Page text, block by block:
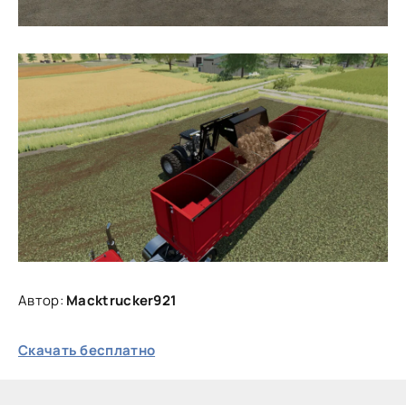
Автор: Macktrucker921
Скачать бесплатно